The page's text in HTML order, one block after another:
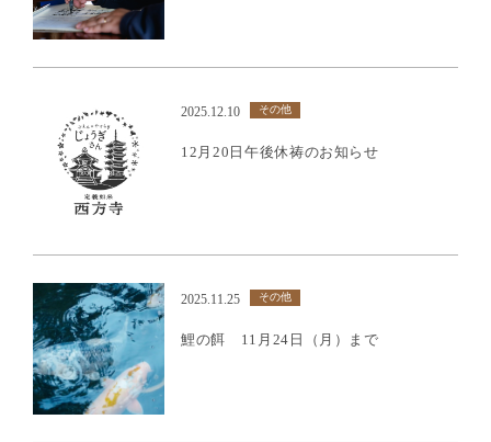
2025.12.10 その他
12月20日午後休祷のお知らせ
2025.11.25 その他
鯉の餌 11月24日（月）まで